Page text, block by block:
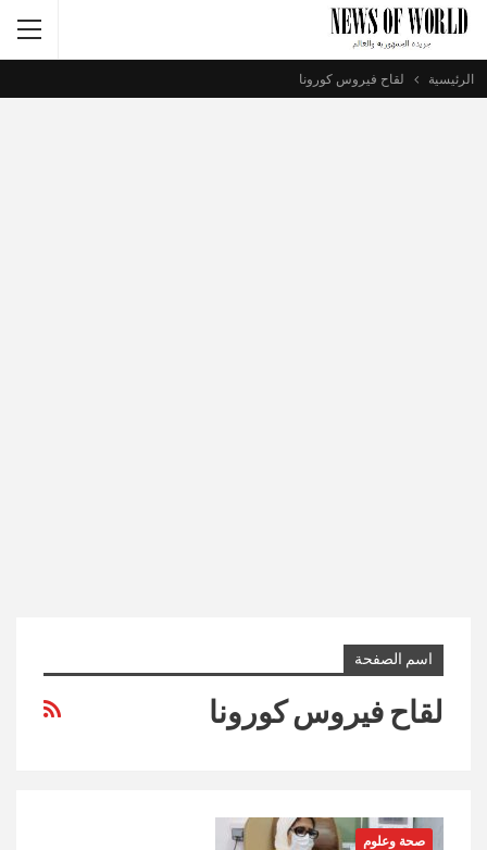
الرئيسية لقاح فيروس كورونا
اسم الصفحة
لقاح فيروس كورونا
صحة وعلوم